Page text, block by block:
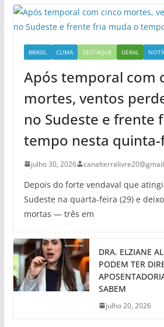
BRASIL CLIMA DESTAQUE GERAL
Após temporal com
mortes, ventos
no Sudeste e frente
tempo nesta quinta-
julho 30, 2026
Depois do forte vendaval que
Sudeste na quarta-feira (29) e
mortas — três em
DRA. ELZIANE
PODEM TER
SABEM
julho 20, 2026